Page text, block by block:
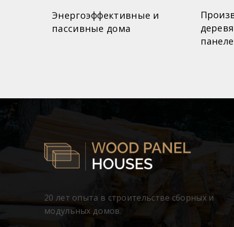
Энергоэффективные и
пассивные дома
20 лет опыта в строительстве сборных и
модульных домов.